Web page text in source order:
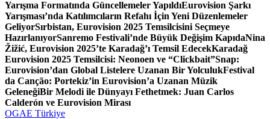
Yarışma Formatında Güncellemeler YapıldıEurovision Şarkı
Yarışması’nda Katılımcıların Refahı İçin Yeni Düzenlemeler
GeliyorSırbistan, Eurovision 2025 Temsilcisini Seçmeye
HazırlanıyorSanremo Festivali’nde Büyük Değişim KapıdaNina
Žižić, Eurovision 2025’te Karadağ’ı Temsil EdecekKaradağ
Eurovision 2025 Temsilcisi: Neonoen ve “Clickbait”Snap:
Eurovision’dan Global Listelere Uzanan Bir YolculukFestival
da Canção: Portekiz’in Eurovision’a Uzanan Müzik
GeleneğiBir Melodi ile Dünyayı Fethetmek: Juan Carlos
Calderón ve Eurovision Mirası
OGAE Türkiye